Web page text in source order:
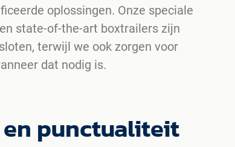
oplossingen. Onze speciale
state-of-the-art boxtrailers zijn
terwijl we ook zorgen voor
dat nodig is.
punctualiteit